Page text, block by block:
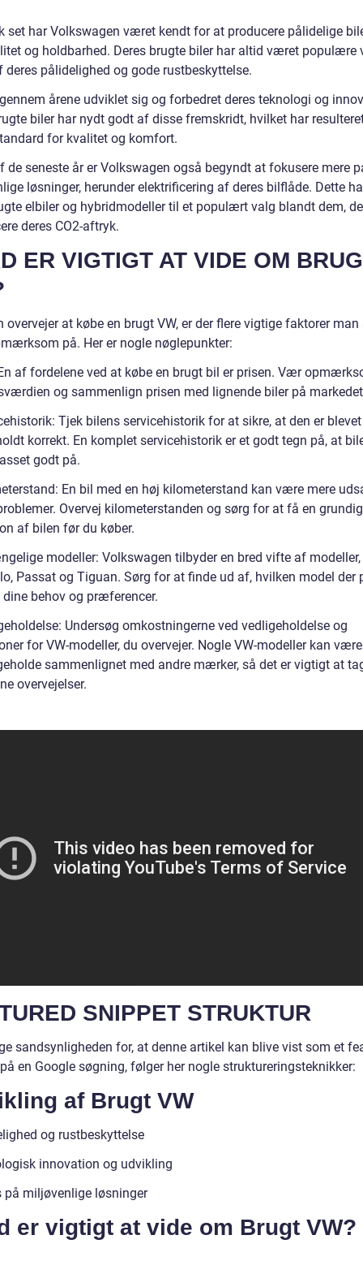
set har Volkswagen været kendt for at producere pålidelige
og holdbarhed. Deres brugte biler har altid været populære
deres pålidelighed og gode rustbeskyttelse.
årene udviklet sig og forbedret deres teknologi og
biler har nydt godt af disse fremskridt, hvilket har
for kvalitet og komfort.
de seneste år er Volkswagen også begyndt at fokusere mere
løsninger, herunder elektrificering af deres bilflåde. Dette
elbiler og hybridmodeller til et populært valg blandt dem,
deres CO2-aftryk.
ER VIGTIGT AT VIDE OM
overvejer at købe en brugt VW, er der flere vigtige faktorer man
på. Her er nogle nøglepunkter:
af fordelene ved at købe en brugt bil er prisen. Vær
og sammenlign prisen med lignende biler på
Tjek bilens servicehistorik for at sikre, at den er blevet
korrekt. En komplet servicehistorik er et godt tegn på, at
godt på.
En bil med en høj kilometerstand kan være mere
Overvej kilometerstanden og sørg for at få en grundig
af bilen før du køber.
modeller: Volkswagen tilbyder en bred vifte af
Passat og Tiguan. Sørg for at finde ud af, hvilken model der
behov og præferencer.
Undersøg omkostningerne ved vedligeholdelse og
for VW-modeller, du overvejer. Nogle VW-modeller kan
sammenlignet med andre mærker, så det er vigtigt at
overvejelser.
SNIPPET STRUKTUR
sandsynligheden for, at denne artikel kan blive vist som et
en Google søgning, følger her nogle struktureringsteknikker:
af Brugt VW
og rustbeskyttelse
innovation og udvikling
på miljøvenlige løsninger
er vigtigt at vide om Brugt VW?